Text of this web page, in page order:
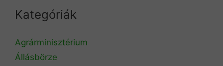
Kategóriák
Agrárminisztérium
Állásbörze